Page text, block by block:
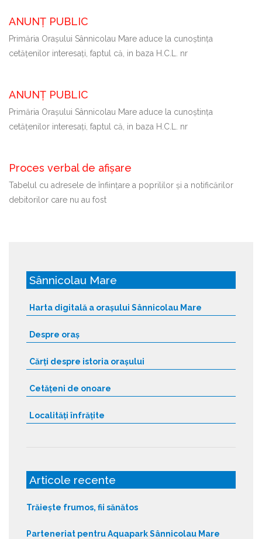
ANUNȚ PUBLIC
Primăria Oraşului Sânnicolau Mare aduce la cunoştinţa
cetăţenilor interesaţi, faptul că, in baza H.C.L. nr
ANUNȚ PUBLIC
Primăria Oraşului Sânnicolau Mare aduce la cunoştinţa
cetăţenilor interesaţi, faptul că, in baza H.C.L. nr
Proces verbal de afișare
Tabelul cu adresele de înființare a poprililor și a notificărilor
debitorilor care nu au fost
Sânnicolau Mare
Harta digitală a orașului Sânnicolau Mare
Despre oraș
Cărți despre istoria orașului
Cetățeni de onoare
Localități înfrățite
Articole recente
Trăiește frumos, fii sănătos
Parteneriat pentru Aquapark Sânnicolau Mare